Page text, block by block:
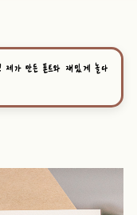
제가 만든 폰트와 재밌게 놀다